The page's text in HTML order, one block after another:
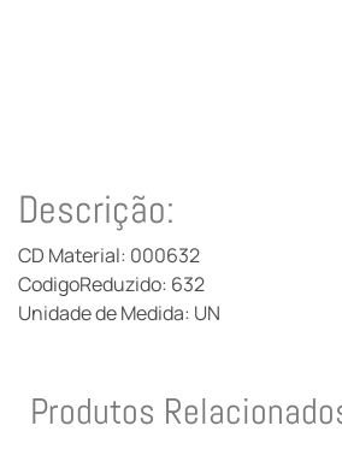
Descrição:
CD Material: 000632
CodigoReduzido: 632
Unidade de Medida: UN
Produtos